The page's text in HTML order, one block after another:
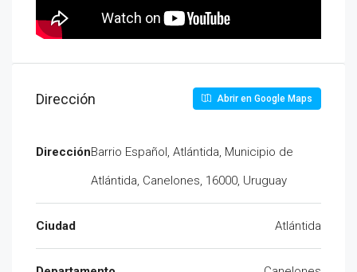
Dirección Abrir en Google Maps
DirecciónBarrio Español, Atlántida, Municipio de
Atlántida, Canelones, 16000, Uruguay
Ciudad Atlántida